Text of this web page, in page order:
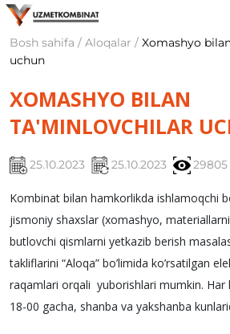
Bosh sahifa / Aloqalar / Xomashyo
uchun
XOMASHYO BILAN
TA'MINLOVCHILAR
25.10.2023 25.10.2023 29805
Kombinat bilan hamkorlikda ishlamoqchi
jismoniy shaxslar (xomashyo,
butlovchi qismlarni yеtkazib bеrish
takliflarini “Aloqa” bo’limida ko’rsatilgan
raqamlari orqali yuborishlari mumkin. Har
18-00 gacha, shanba va yakshanba